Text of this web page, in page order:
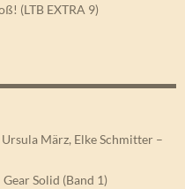
(LTB EXTRA 9)
März, Elke Schmitter –
Solid (Band 1)